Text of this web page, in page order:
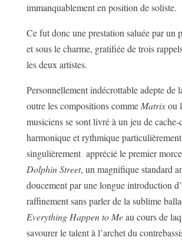
immanquablement en position de soliste.
Ce fut donc une prestation saluée par un
et sous le charme, gratifiée de trois
les deux artistes.
Personnellement indécrottable adepte de
outre les compositions comme Matrixou
musiciens se sont livré à un jeu de cache-
harmonique et rythmique
singulièrement apprécié le premier
Dolphin Street, un magnifique standard
doucement par une longue introduction
raffinement sans parler de la sublime
Everything Happen to Meau cours de
savourer le talent à l’archet du